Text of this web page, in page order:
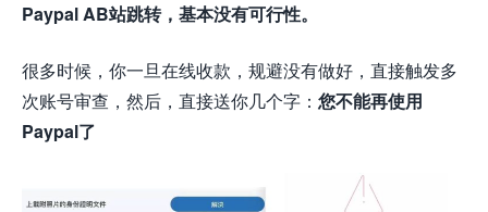
Paypal AB站跳转，基本没有可行性。
很多时候，你一旦在线收款，规避没有做好，直接触发多
次账号审查，然后，直接送你几个字： 您不能再使用
Paypal了